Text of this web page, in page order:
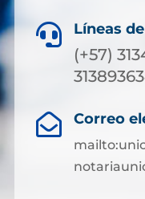
 Líneas
(+57)
 Correo